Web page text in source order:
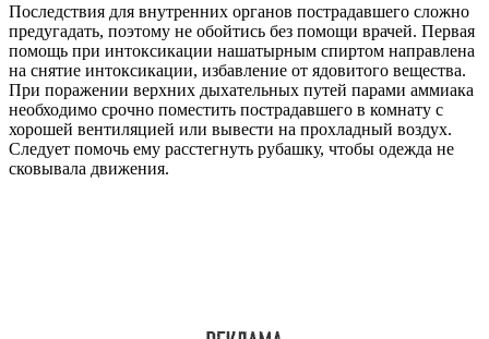
Последствия для внутренних органов пострадавшего сложно
предугадать, поэтому не обойтись без помощи врачей. Первая
помощь при интоксикации нашатырным спиртом направлена
на снятие интоксикации, избавление от ядовитого вещества.
При поражении верхних дыхательных путей парами аммиака
необходимо срочно поместить пострадавшего в комнату с
хорошей вентиляцией или вывести на прохладный воздух.
Следует помочь ему расстегнуть рубашку, чтобы одежда не
сковывала движения.